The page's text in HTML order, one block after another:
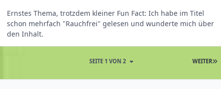
Ernstes Thema, trotzdem kleiner Fun Fact: Ich habe im Titel
schon mehrfach "Rauchfrei" gelesen und wunderte mich über
den Inhalt.
WEITER
SEITE 1 VON 2